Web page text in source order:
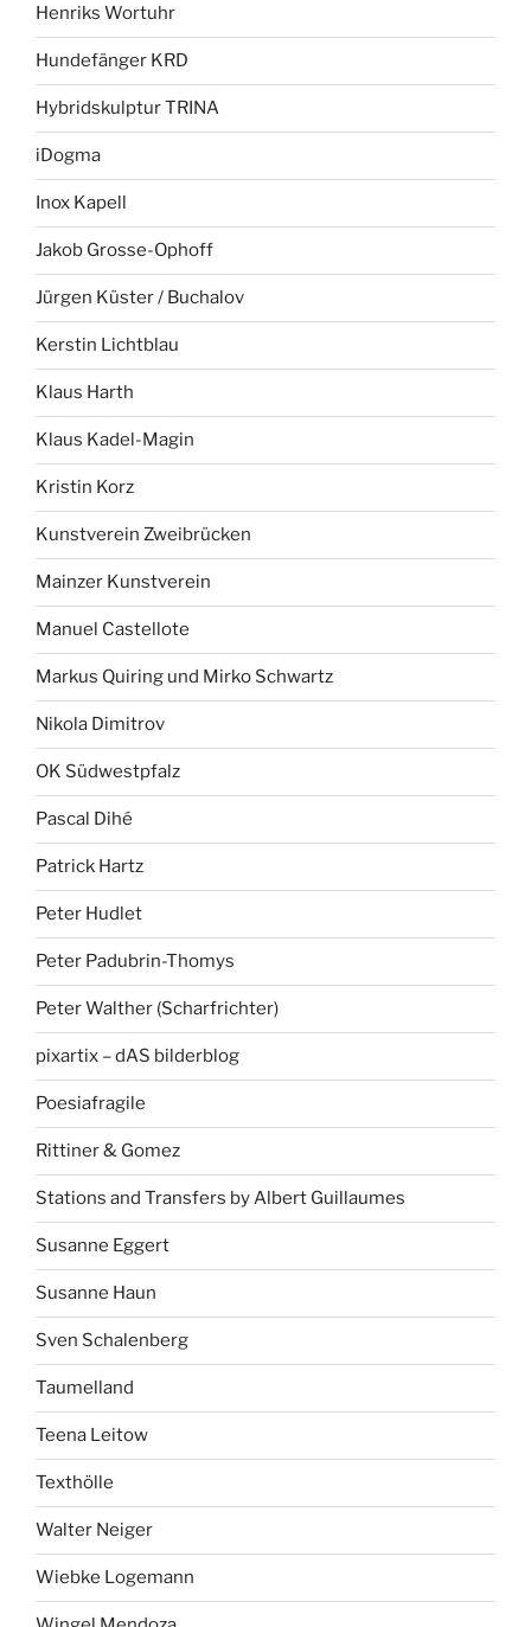
Henriks Wortuhr
Hundefänger KRD
Hybridskulptur TRINA
iDogma
Inox Kapell
Jakob Grosse-Ophoff
Jürgen Küster / Buchalov
Kerstin Lichtblau
Klaus Harth
Klaus Kadel-Magin
Kristin Korz
Kunstverein Zweibrücken
Mainzer Kunstverein
Manuel Castellote
Markus Quiring und Mirko Schwartz
Nikola Dimitrov
OK Südwestpfalz
Pascal Dihé
Patrick Hartz
Peter Hudlet
Peter Padubrin-Thomys
Peter Walther (Scharfrichter)
pixartix – dAS bilderblog
Poesiafragile
Rittiner & Gomez
Stations and Transfers by Albert Guillaumes
Susanne Eggert
Susanne Haun
Sven Schalenberg
Taumelland
Teena Leitow
Texthölle
Walter Neiger
Wiebke Logemann